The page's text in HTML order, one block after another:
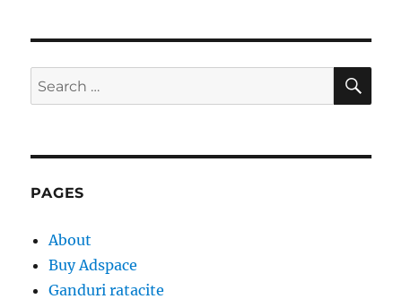
Search
for:
PAGES
About
Buy Adspace
Ganduri ratacite